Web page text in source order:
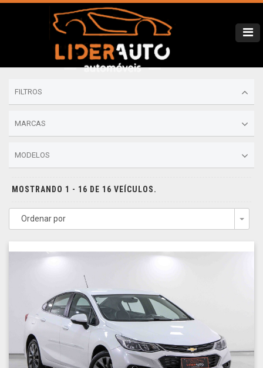
FILTROS
MARCAS
MODELOS
MOSTRANDO 1 - 16 DE 16 VEÍCULOS.
Ordenar por